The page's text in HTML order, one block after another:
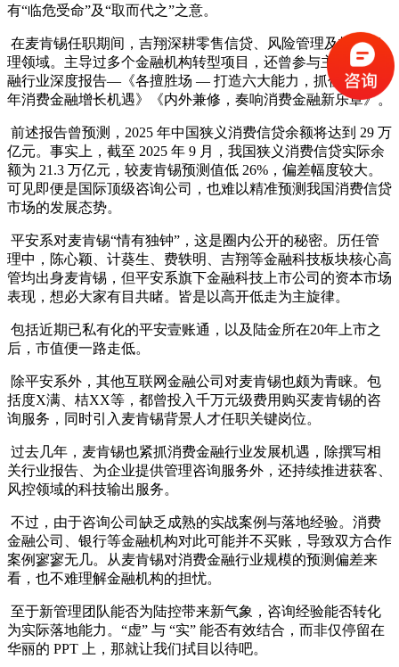
有“临危受命”及“取而代之”之意。
在麦肯锡任职期间，吉翔深耕零售信贷、风险管理及投资管
理领域。主导过多个金融机构转型项目，还曾参与主编消费金
融行业深度报告—《各擅胜场 — 打造六大能力，抓住未来 5
年消费金融增长机遇》《内外兼修，奏响消费金融新乐章》。
前述报告曾预测，2025 年中国狭义消费信贷余额将达到 29 万
亿元。事实上，截至 2025 年 9 月，我国狭义消费信贷实际余
额为 21.3 万亿元，较麦肯锡预测值低 26%，偏差幅度较大。
可见即便是国际顶级咨询公司，也难以精准预测我国消费信贷
市场的发展态势。
平安系对麦肯锡“情有独钟”，这是圈内公开的秘密。历任管
理中，陈心颖、计葵生、费轶明、吉翔等金融科技板块核心高
管均出身麦肯锡，但平安系旗下金融科技上市公司的资本市场
表现，想必大家有目共睹。皆是以高开低走为主旋律。
包括近期已私有化的平安壹账通，以及陆金所在20年上市之
后，市值便一路走低。
除平安系外，其他互联网金融公司对麦肯锡也颇为青睐。包
括度X满、桔XX等，都曾投入千万元级费用购买麦肯锡的咨
询服务，同时引入麦肯锡背景人才任职关键岗位。
过去几年，麦肯锡也紧抓消费金融行业发展机遇，除撰写相
关行业报告、为企业提供管理咨询服务外，还持续推进获客、
风控领域的科技输出服务。
不过，由于咨询公司缺乏成熟的实战案例与落地经验。消费
金融公司、银行等金融机构对此可能并不买账，导致双方合作
案例寥寥无几。从麦肯锡对消费金融行业规模的预测偏差来
看，也不难理解金融机构的担忧。
至于新管理团队能否为陆控带来新气象，咨询经验能否转化
为实际落地能力。“虚” 与 “实” 能否有效结合，而非仅停留在
华丽的 PPT 上，那就让我们拭目以待吧。